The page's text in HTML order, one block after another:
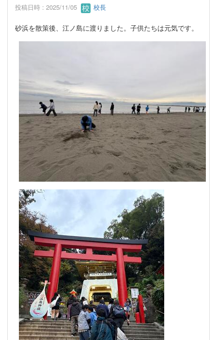
投稿日時 : 2025/11/05 校長
砂浜を散策後、江ノ島に渡りました。子供たちは元気です。